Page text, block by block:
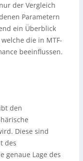
der Vergleich
Parametern
ein Überblick
die in MTF-
beeinflussen.
den
Diese sind
des
genaue Lage des